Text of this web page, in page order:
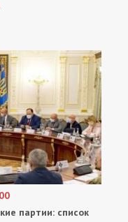
партии: список